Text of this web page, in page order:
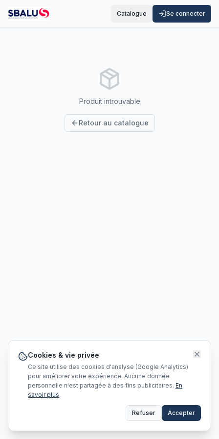
Catalogue Se connecter
Produit introuvable
Retour au catalogue
Cookies & vie privée
Ce site utilise des cookies d'analyse (Google Analytics)
pour améliorer votre expérience. Aucune donnée
personnelle n'est partagée à des fins publicitaires. En
savoir plus
Refuser Accepter